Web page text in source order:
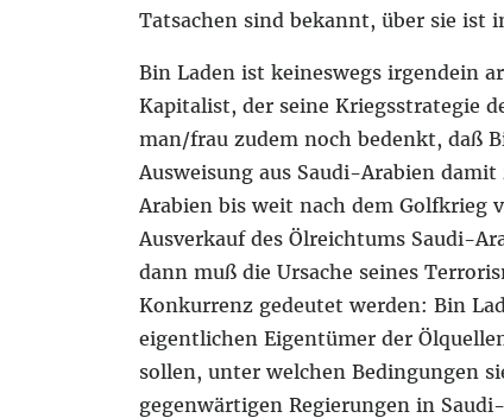
Tatsachen sind bekannt, über sie
Bin Laden ist keineswegs irgendein
Kapitalist, der seine Kriegsstrategie
man/frau zudem noch bedenkt, daß
Ausweisung aus Saudi-Arabien
Arabien bis weit nach dem Golfkrieg
Ausverkauf des Ölreichtums Saudi-
dann muß die Ursache seines
Konkurrenz gedeutet werden: Bin
eigentlichen Eigentümer der
sollen, unter welchen Bedingungen
gegenwärtigen Regierungen in